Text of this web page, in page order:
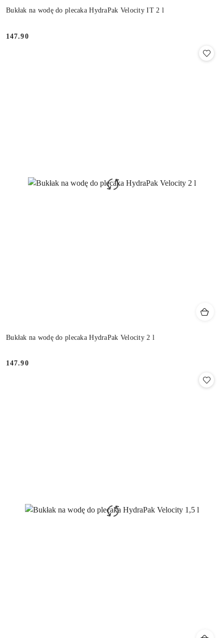
Bukłak na wodę do plecaka HydraPak Velocity IT 2 l
Cena:
147.90
Bukłak na wodę do plecaka HydraPak Velocity 2 l
Cena:
147.90